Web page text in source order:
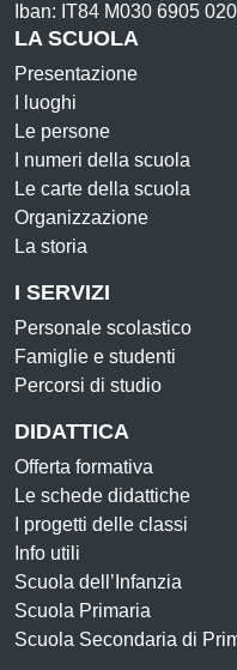
Iban: IT84 M030 6905
LA SCUOLA
Presentazione
I luoghi
Le persone
I numeri della scuola
Le carte della scuola
Organizzazione
La storia
I SERVIZI
Personale scolastico
Famiglie e studenti
Percorsi di studio
DIDATTICA
Offerta formativa
Le schede didattiche
I progetti delle classi
Info utili
Scuola dell’Infanzia
Scuola Primaria
Scuola Secondaria di